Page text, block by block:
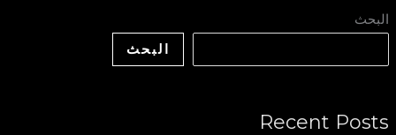
البحث
البحث
Recent Posts